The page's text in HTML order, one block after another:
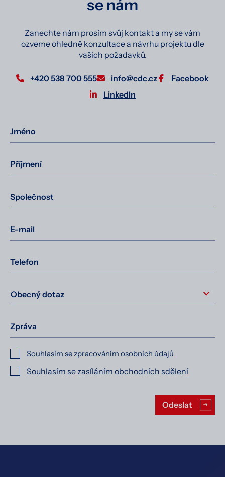
se nám
Zanechte nám prosím svůj kontakt a my se vám
ozveme ohledně konzultace a návrhu projektu dle
vašich požadavků.
+420 538 700 555 info@cdc.cz
Facebook
LinkedIn
Jméno
Příjmení
Společnost
E-mail
Telefon
Zpráva
Souhlasím se zpracováním osobních údajů
Souhlasím se zasíláním obchodních sdělení
Odeslat